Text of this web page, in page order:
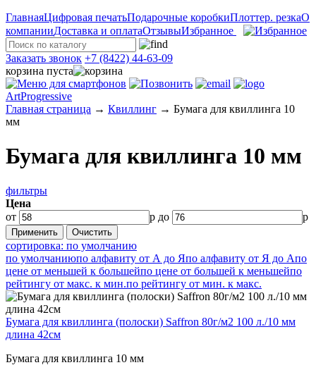
ГлавнаяЦифровая печатьПодарочные коробкиПлоттер. резкаО
компанииДоставка и оплатаОтзывыИзбранное
Заказать звонок +7 (8422) 44-63-09
корзина пуста
ArtProgressive
Главная страница → Квиллинг → Бумага для квиллинга 10
мм
Бумага для квиллинга 10 мм
фильтры
Цена
от
р до р
сортировка: по умолчанию
по умолчаниюпо алфавиту от А до Япо алфавиту от Я до Апо
цене от меньшей к большейпо цене от большей к меньшейпо
рейтингу от макс. к мин.по рейтингу от мин. к макс.
Бумага для квиллинга (полоски) Saffron 80г/м2 100 л./10 мм
длина 42см
Бумага для квиллинга 10 мм